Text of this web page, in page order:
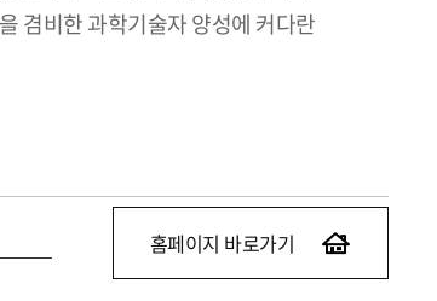
겸비한 과학기술자 양성에 커다란
홈페이지 바로가기